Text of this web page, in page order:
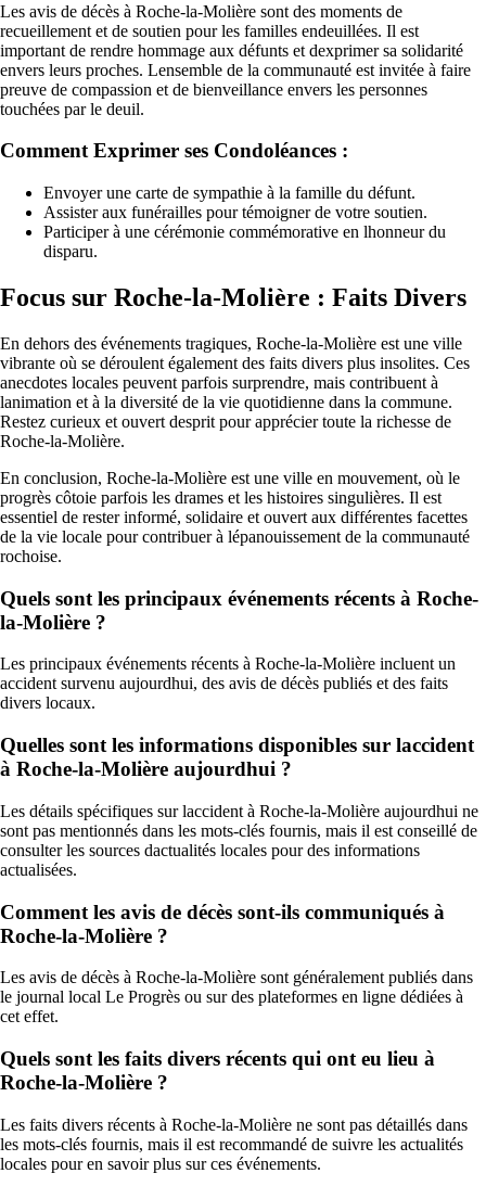
Les avis de décès à Roche-la-Molière sont des moments de
recueillement et de soutien pour les familles endeuillées. Il est
important de rendre hommage aux défunts et dexprimer sa solidarité
envers leurs proches. Lensemble de la communauté est invitée à faire
preuve de compassion et de bienveillance envers les personnes
touchées par le deuil.
Comment Exprimer ses Condoléances :
Envoyer une carte de sympathie à la famille du défunt.
Assister aux funérailles pour témoigner de votre soutien.
Participer à une cérémonie commémorative en lhonneur du
disparu.
Focus sur Roche-la-Molière : Faits Divers
En dehors des événements tragiques, Roche-la-Molière est une ville
vibrante où se déroulent également des faits divers plus insolites. Ces
anecdotes locales peuvent parfois surprendre, mais contribuent à
lanimation et à la diversité de la vie quotidienne dans la commune.
Restez curieux et ouvert desprit pour apprécier toute la richesse de
Roche-la-Molière.
En conclusion, Roche-la-Molière est une ville en mouvement, où le
progrès côtoie parfois les drames et les histoires singulières. Il est
essentiel de rester informé, solidaire et ouvert aux différentes facettes
de la vie locale pour contribuer à lépanouissement de la communauté
rochoise.
Quels sont les principaux événements récents à Roche-
la-Molière ?
Les principaux événements récents à Roche-la-Molière incluent un
accident survenu aujourdhui, des avis de décès publiés et des faits
divers locaux.
Quelles sont les informations disponibles sur laccident
à Roche-la-Molière aujourdhui ?
Les détails spécifiques sur laccident à Roche-la-Molière aujourdhui ne
sont pas mentionnés dans les mots-clés fournis, mais il est conseillé de
consulter les sources dactualités locales pour des informations
actualisées.
Comment les avis de décès sont-ils communiqués à
Roche-la-Molière ?
Les avis de décès à Roche-la-Molière sont généralement publiés dans
le journal local Le Progrès ou sur des plateformes en ligne dédiées à
cet effet.
Quels sont les faits divers récents qui ont eu lieu à
Roche-la-Molière ?
Les faits divers récents à Roche-la-Molière ne sont pas détaillés dans
les mots-clés fournis, mais il est recommandé de suivre les actualités
locales pour en savoir plus sur ces événements.